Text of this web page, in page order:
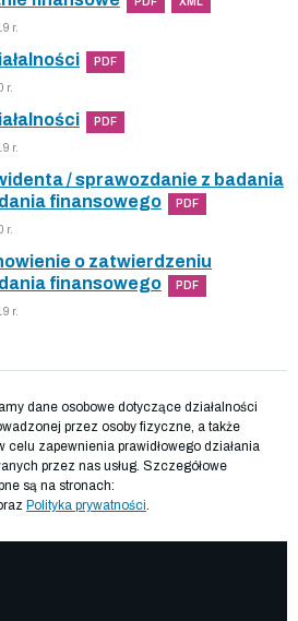
r.
PDF
r.
PDF
r.
/ sprawozdanie z badania
finansowego
PDF
r.
o zatwierdzeniu
finansowego
PDF
r.
dane osobowe dotyczące działalności
przez osoby fizyczne, a także
zapewnienia prawidłowego działania
przez nas usług. Szczegółowe
są na stronach:
Polityka prywatności